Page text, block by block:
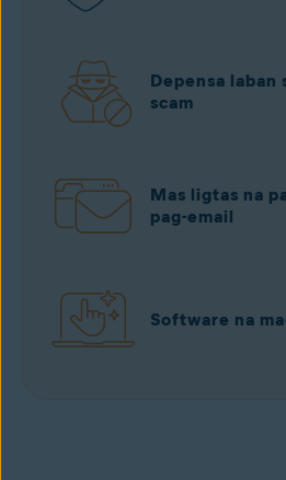
Depensa laban
scam
Mas ligtas na
pag-email
Software na